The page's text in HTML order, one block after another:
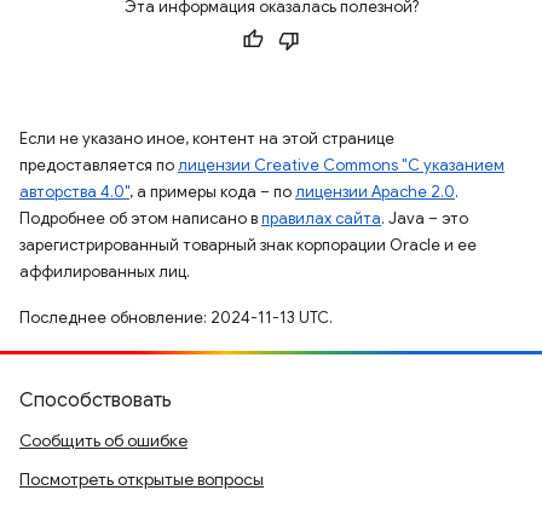
Эта информация оказалась полезной?
Если не указано иное, контент на этой странице
предоставляется полицензии Creative Commons "С указанием
авторства 4.0", а примеры кода – полицензии Apache 2.0.
Подробнее об этом написано вправилах сайта. Java – это
зарегистрированный товарный знак корпорации Oracle и ее
аффилированных лиц.
Последнее обновление: 2024-11-13 UTC.
Способствовать
Сообщить об ошибке
Посмотреть открытые вопросы